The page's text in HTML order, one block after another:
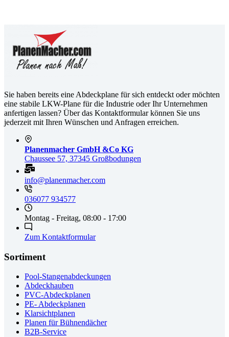
Sie haben bereits eine Abdeckplane für sich entdeckt oder möchten
eine stabile LKW-Plane für die Industrie oder Ihr Unternehmen
anfertigen lassen? Über das Kontaktformular können Sie uns
jederzeit mit Ihren Wünschen und Anfragen erreichen.
Planenmacher GmbH &Co KG
Chaussee 57, 37345 Großbodungen
info@planenmacher.com
036077 934577
Montag - Freitag, 08:00 - 17:00
Zum Kontaktformular
Sortiment
Pool-Stangenabdeckungen
Abdeckhauben
PVC-Abdeckplanen
PE- Abdeckplanen
Klarsichtplanen
Planen für Bühnendächer
B2B-Service